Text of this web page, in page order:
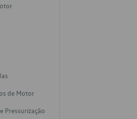
de Motor
Pressurização